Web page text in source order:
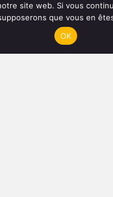
site web. Si vous
que vous en
OK